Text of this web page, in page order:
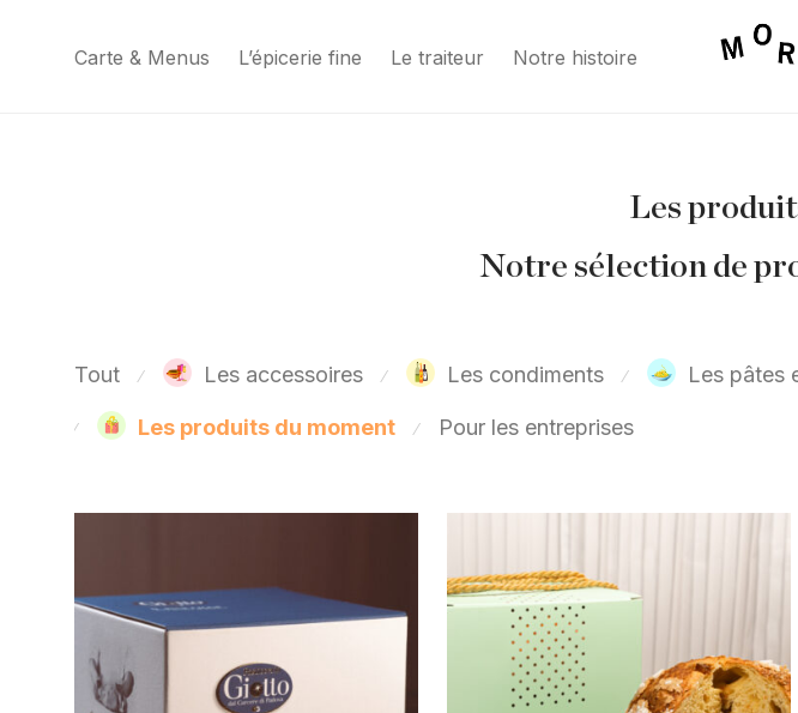
Carte & Menus L’épicerie fine Le traiteur Notre histoire
Les
Notre sélection de
Tout ⁄ Les accessoires ⁄ Les condiments ⁄ Les pâtes
⁄ Les produits du moment ⁄ Pour les entreprises